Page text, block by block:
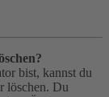
bist, kannst du
löschen. Du